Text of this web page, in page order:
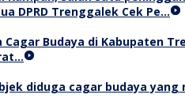
DPRD Trenggalek Cek Pe…